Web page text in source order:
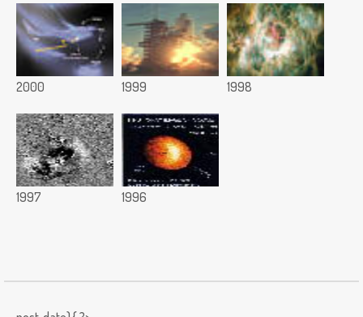
2000 1999 1998
1997 1996